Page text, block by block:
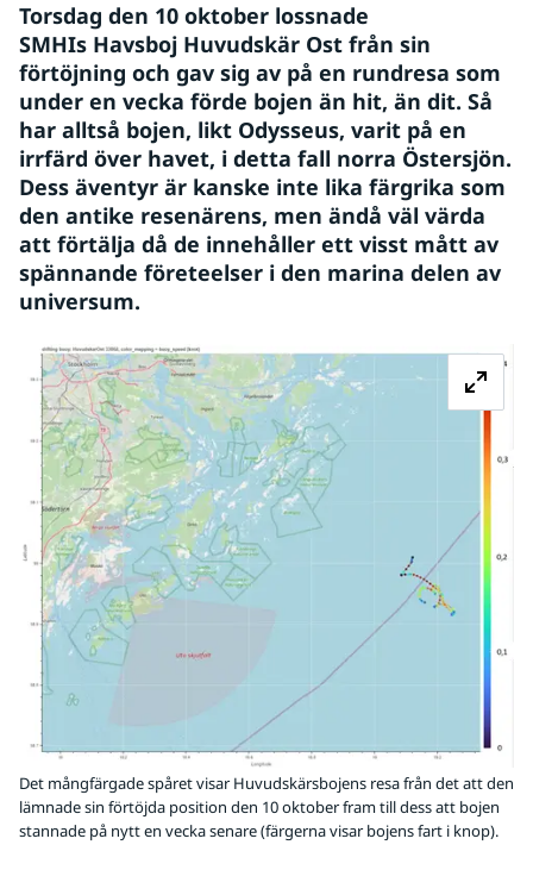
Torsdag den 10 oktober lossnade
SMHIs Havsboj Huvudskär Ost från sin
förtöjning och gav sig av på en rundresa som
under en vecka förde bojen än hit, än dit. Så
har alltså bojen, likt Odysseus, varit på en
irrfärd över havet, i detta fall norra Östersjön.
Dess äventyr är kanske inte lika färgrika som
den antike resenärens, men ändå väl värda
att förtälja då de innehåller ett visst mått av
spännande företeelser i den marina delen av
universum.
Det mångfärgade spåret visar Huvudskärsbojens resa från det att den
lämnade sin förtöjda position den 10 oktober fram till dess att bojen
stannade på nytt en vecka senare (färgerna visar bojens fart i knop).